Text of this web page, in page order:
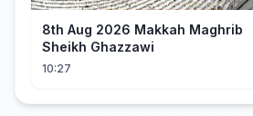
8th Aug 2026 Makkah Maghrib
Sheikh Ghazzawi
10:27